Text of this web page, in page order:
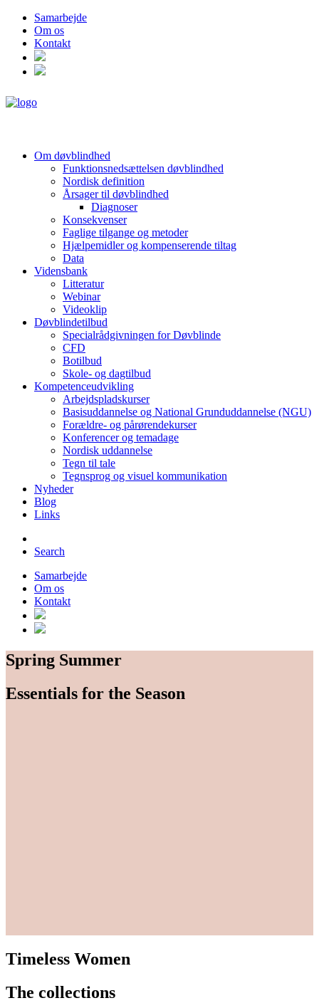
Samarbejde
Om os
Kontakt
Om døvblindhed
Funktionsnedsættelsen døvblindhed
Nordisk definition
Årsager til døvblindhed
Diagnoser
Konsekvenser
Faglige tilgange og metoder
Hjælpemidler og kompenserende tiltag
Data
Vidensbank
Litteratur
Webinar
Videoklip
Døvblindetilbud
Specialrådgivningen for Døvblinde
CFD
Botilbud
Skole- og dagtilbud
Kompetenceudvikling
Arbejdspladskurser
Basisuddannelse og National Grunduddannelse (NGU)
Forældre- og pårørendekurser
Konferencer og temadage
Nordisk uddannelse
Tegn til tale
Tegnsprog og visuel kommunikation
Nyheder
Blog
Links
Search
Samarbejde
Om os
Kontakt
Spring Summer
Essentials for the Season
Timeless Women
The collections